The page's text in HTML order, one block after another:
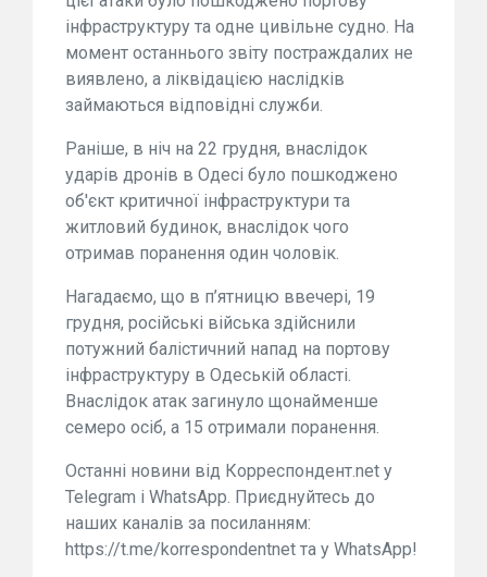
інфраструктуру та одне цивільне судно. На
момент останнього звіту постраждалих не
виявлено, а ліквідацією наслідків
займаються відповідні служби.
Раніше, в ніч на 22 грудня, внаслідок
ударів дронів в Одесі було пошкоджено
об'єкт критичної інфраструктури та
житловий будинок, внаслідок чого
отримав поранення один чоловік.
Нагадаємо, що в п’ятницю ввечері, 19
грудня, російські війська здійснили
потужний балістичний напад на портову
інфраструктуру в Одеській області.
Внаслідок атак загинуло щонайменше
семеро осіб, а 15 отримали поранення.
Останні новини від Корреспондент.net у
Telegram і WhatsApp. Приєднуйтесь до
наших каналів за посиланням:
https://t.me/korrespondentnet та у WhatsApp!